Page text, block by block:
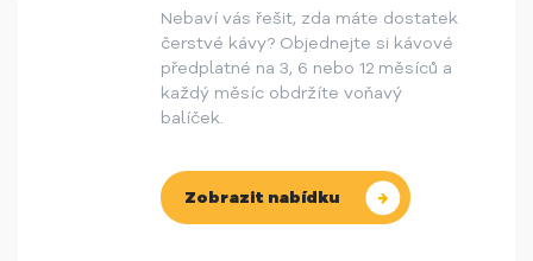
Nebaví vás řešit, zda máte dostatek
čerstvé kávy? Objednejte si kávové
předplatné na 3, 6 nebo 12 měsíců a
každý měsíc obdržíte voňavý
balíček.
Zobrazit nabídku